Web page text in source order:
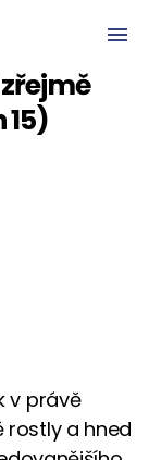
v právě
rostly a hned